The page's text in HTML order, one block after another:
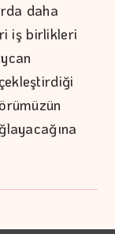
daha
iş birlikleri